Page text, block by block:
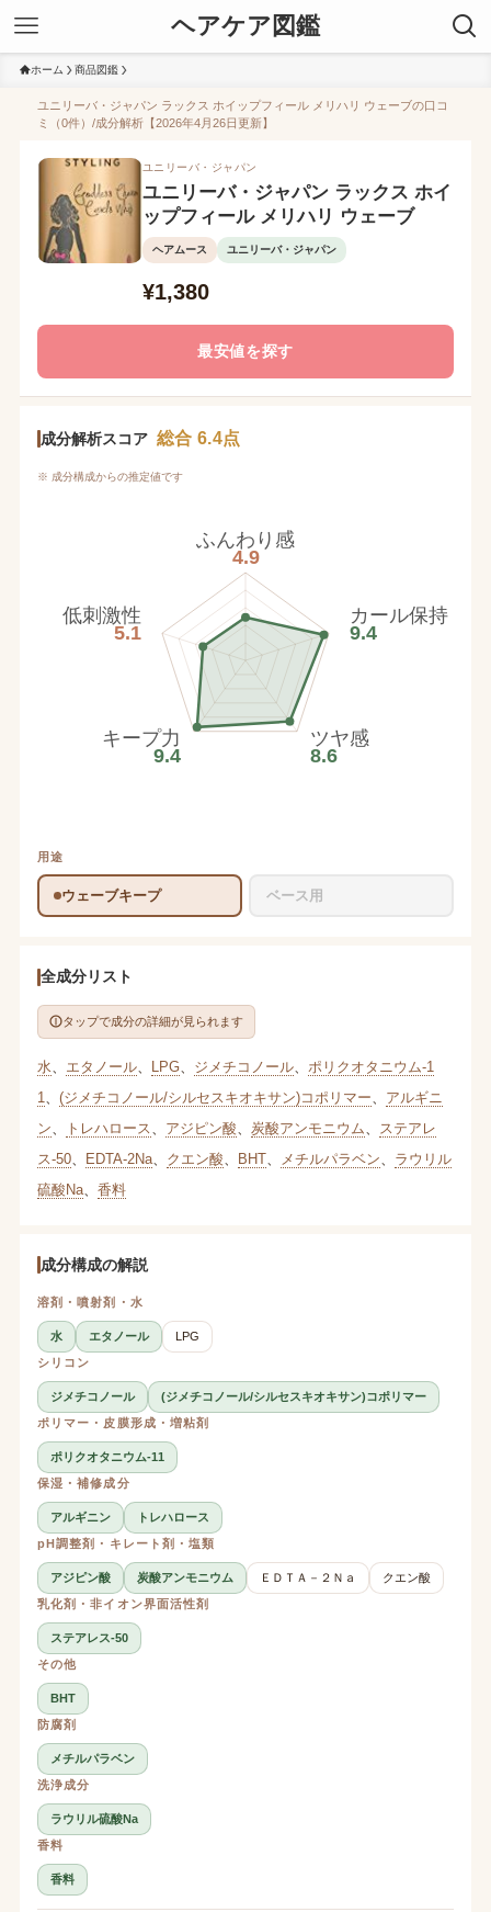
ヘアケア図鑑
ホーム 商品図鑑
ユニリーバ・ジャパン ラックス ホイップフィール メリハリ ウェーブの口コ
ミ（0件）/成分解析【2026年4月26日更新】
ユニリーバ・ジャパン
ユニリーバ・ジャパン ラックス ホイ
ップフィール メリハリ ウェーブ
ヘアムース ユニリーバ・ジャパン
¥1,380
最安値を探す
成分解析スコア 総合 6.4点
※ 成分構成からの推定値です
ふんわり感
4.9
カール保持
9.4
ツヤ感
8.6
キープ力
9.4
低刺激性
5.1
用途
ウェーブキープ ベース用
全成分リスト
タップで成分の詳細が見られます
水 エタノール、 LPG、 ジメチコノール、 ポリクオタニウム-1
1
(ジメチコノール/シルセスキオキサン)コポリマー
アルギニ
ン
トレハロース アジピン酸 炭酸アンモニウム
ステアレ
ス-50、 EDTA-2Na、 クエン酸 BHT、 メチルパラベン
ラウリル
硫酸Na、 香料
成分構成の解説
溶剤・噴射剤・水
水 エタノール
LPG
シリコン
ジメチコノール
(ジメチコノール/シルセスキオキサン)コポリマー
ポリマー・皮膜形成・増粘剤
ポリクオタニウム-11
保湿・補修成分
アルギニン
トレハロース
pH調整剤・キレート剤・塩類
アジピン酸 炭酸アンモニウム ＥＤＴＡ－２Ｎａ
クエン酸
乳化剤・非イオン界面活性剤
ステアレス-50
その他
BHT
防腐剤
メチルパラベン
洗浄成分
ラウリル硫酸Na
香料
香料